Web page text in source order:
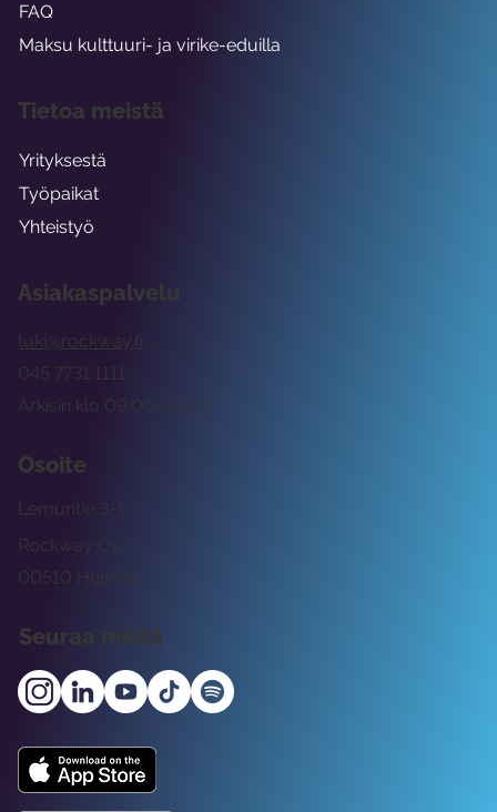
Asiakaspalvelu
tuki@rockway.fi
Arkisin klo 09:00 -15:00
045 7731 1111
Osoite
Rockway Oy
Lemuntie 3-5
00510 Helsinki
Seuraa meitä
FAQ
Maksu kulttuuri- ja virike-eduilla
Tietoa meistä
Yrityksestä
Työpaikat
Yhteistyö